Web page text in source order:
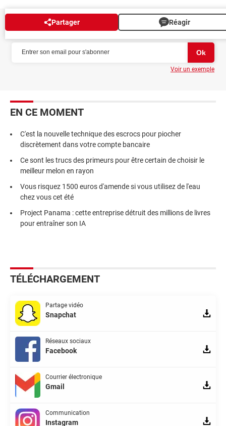
Partager Réagir
NEWSLETTER
Voir un exemple
EN CE MOMENT
C'est la nouvelle technique des escrocs pour piocher
discrètement dans votre compte bancaire
Ce sont les trucs des primeurs pour être certain de choisir le
meilleur melon en rayon
Vous risquez 1500 euros d'amende si vous utilisez de l'eau
chez vous cet été
Project Panama : cette entreprise détruit des millions de livres
pour entraîner son IA
TÉLÉCHARGEMENT
Partage vidéo
Snapchat
Réseaux sociaux
Facebook
Courrier électronique
Gmail
Communication
Instagram